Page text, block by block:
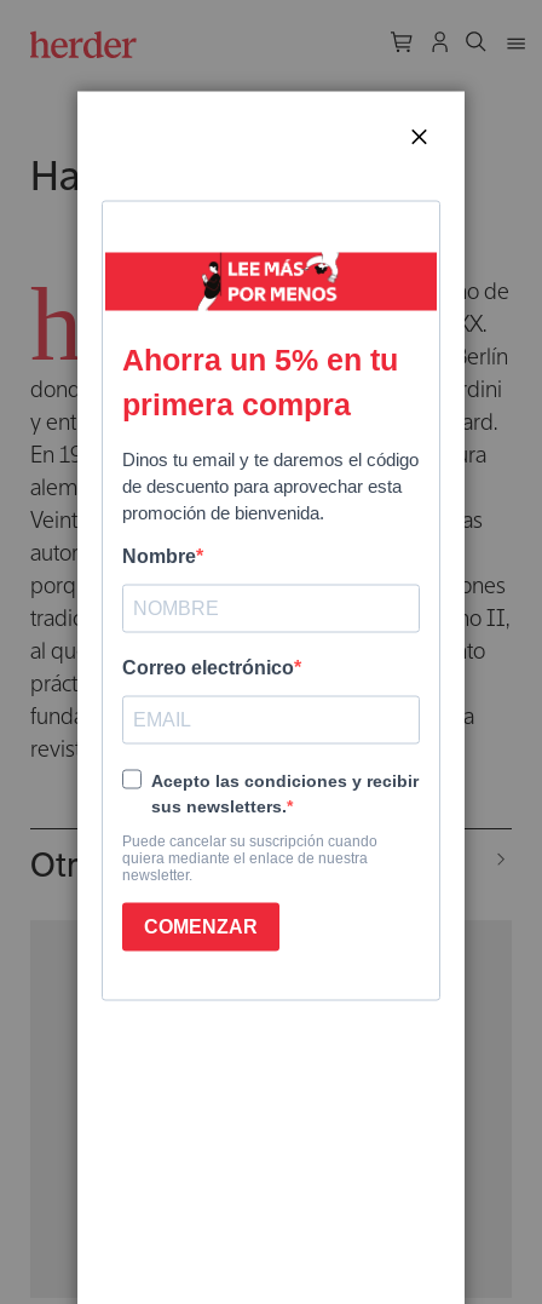
Hans Urs von Balthasar
h ans Urs Von Baltasar(1905-1988) fue uno de
los teólogos más importantes del siglo XX.
Estudió en Viena y Zúrich pero será en Berlín
donde recibe clases del teólogo Romano Guardini
y entra en contacto con la filosofía de Kierkegaard.
En 1928, cuando acaba sus estudios de literatura
alemana, ingresa en la Compañía de Jesús.
Veintidós años después abandona la orden y las
autoridades religiosas le prohíben dar clases
porque sus ideas no encajan con las formulaciones
tradiciones de la Iglesia. Tras el Concilio vaticano II,
al que no fue invitado, recibió un reconocimiento
prácticamente unánime a su talla intelectual y
funda con Henri de Lubac y Joseph Ratzinger la
revista
Communio.
Otros libros del autor